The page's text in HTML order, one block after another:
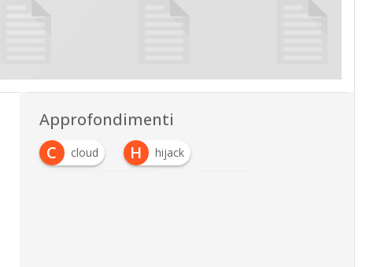
Approfondimenti
C
cloud H hijack